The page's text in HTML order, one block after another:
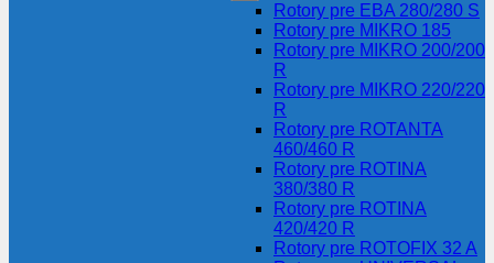
Rotory pre EBA 280/280 S
Rotory pre MIKRO 185
Rotory pre MIKRO 200/200
R
Rotory pre MIKRO 220/220
R
Rotory pre ROTANTA
460/460 R
Rotory pre ROTINA
380/380 R
Rotory pre ROTINA
420/420 R
Rotory pre ROTOFIX 32 A